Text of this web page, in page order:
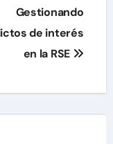
Gestionando
de interés
en la RSE